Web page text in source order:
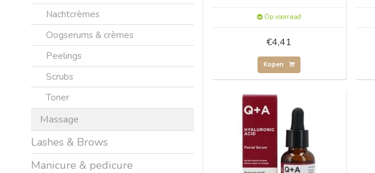
Nachtcrèmes
Oogserums & crèmes
Peelings
Scrubs
Toner
Massage
Lashes & Brows
Manicure & pedicure
Op voorraad
€4,41
Kopen